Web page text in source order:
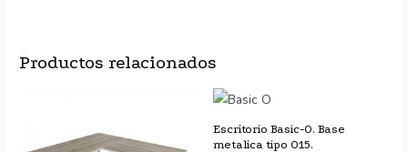
Productos relacionados
Escritorio Basic-O. Base
metalica tipo O15.